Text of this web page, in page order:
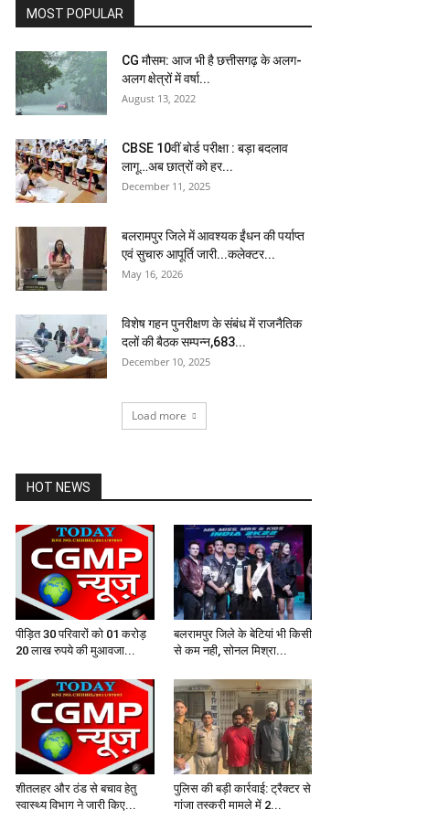
MOST POPULAR
CG मौसम: आज भी है छत्तीसगढ़ के अलग-
अलग क्षेत्रों में वर्षा...
August 13, 2022
CBSE 10वीं बोर्ड परीक्षा : बड़ा बदलाव
लागू…अब छात्रों को हर...
December 11, 2025
बलरामपुर जिले में आवश्यक ईंधन की पर्याप्त
एवं सुचारु आपूर्ति जारी...कलेक्टर...
May 16, 2026
विशेष गहन पुनरीक्षण के संबंध में राजनैतिक
दलों की बैठक सम्पन्न,683...
December 10, 2025
Load more
HOT NEWS
पीड़ित 30 परिवारों को 01 करोड़
20 लाख रुपये की मुआवजा...
बलरामपुर जिले के बेटियां भी किसी
से कम नही, सोनल मिश्रा...
शीतलहर और ठंड से बचाव हेतु
स्वास्थ्य विभाग ने जारी किए...
पुलिस की बड़ी कार्रवाई: ट्रैक्टर से
गांजा तस्करी मामले में 2...